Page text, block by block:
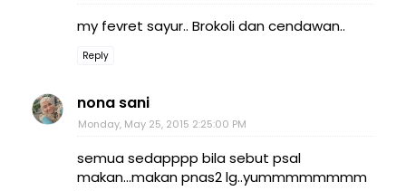
my fevret sayur.. Brokoli dan cendawan..
Reply
nona sani
Monday, May 25, 2015 2:25:00 PM
semua sedapppp bila sebut psal
makan...makan pnas2 lg..yummmmmmmm